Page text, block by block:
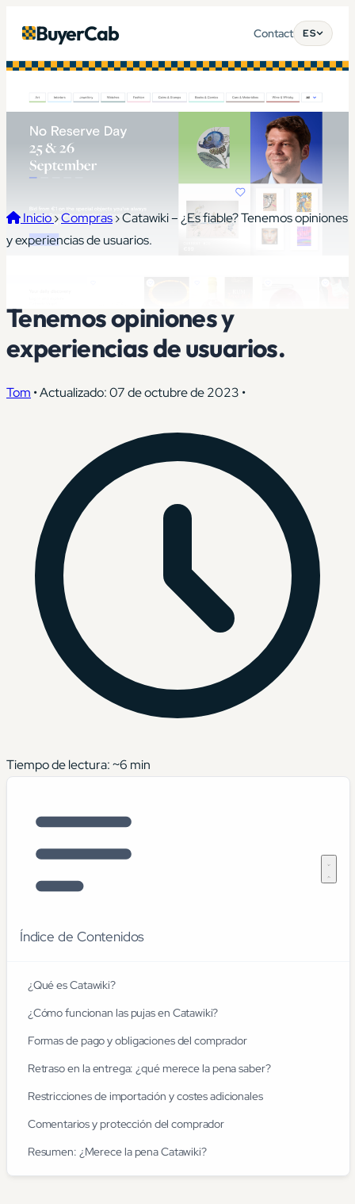
BuyerCab Contact ES
Inicio›Compras›Catawiki – ¿Es fiable? Tenemos opiniones
y experiencias de usuarios.
Tenemos opiniones y
experiencias de usuarios.
Tom •Actualizado: 07 de octubre de 2023 •
Tiempo de lectura: ~6 min
Índice de Contenidos
¿Qué es Catawiki?
¿Cómo funcionan las pujas en Catawiki?
Formas de pago y obligaciones del comprador
Retraso en la entrega: ¿qué merece la pena saber?
Restricciones de importación y costes adicionales
Comentarios y protección del comprador
Resumen: ¿Merece la pena Catawiki?